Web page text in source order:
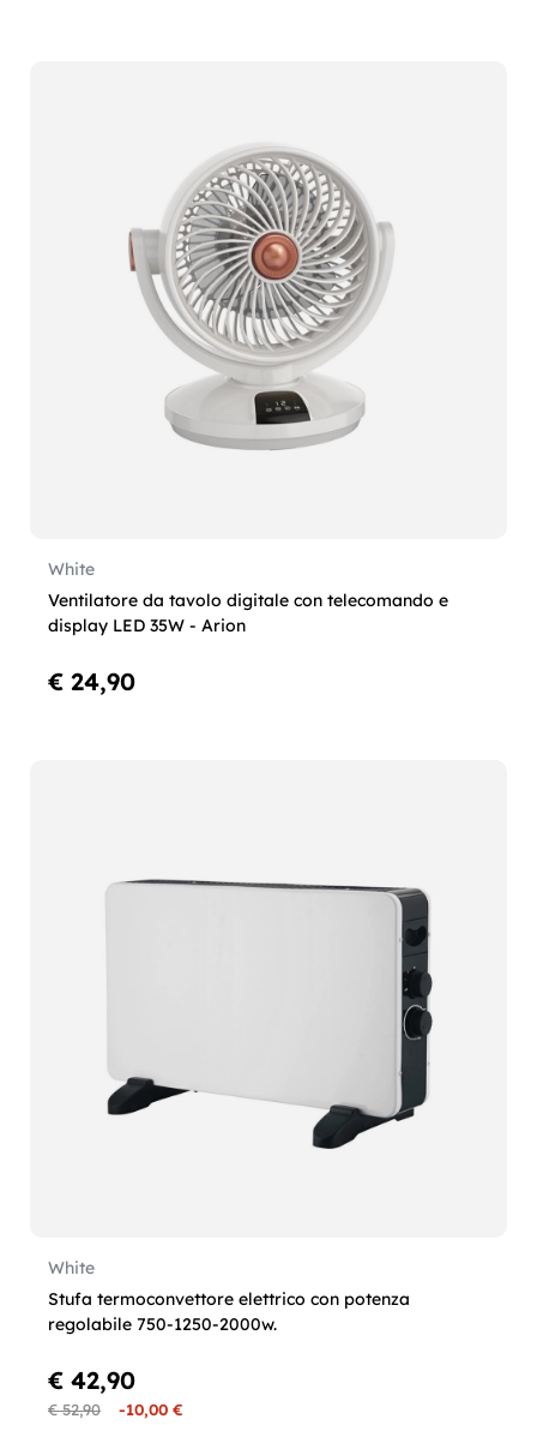
White
Ventilatore da tavolo digitale con telecomando e
display LED 35W - Arion
€ 24,90
White
Stufa termoconvettore elettrico con potenza
regolabile 750-1250-2000w.
€ 52,90 -10,00 €
€ 42,90